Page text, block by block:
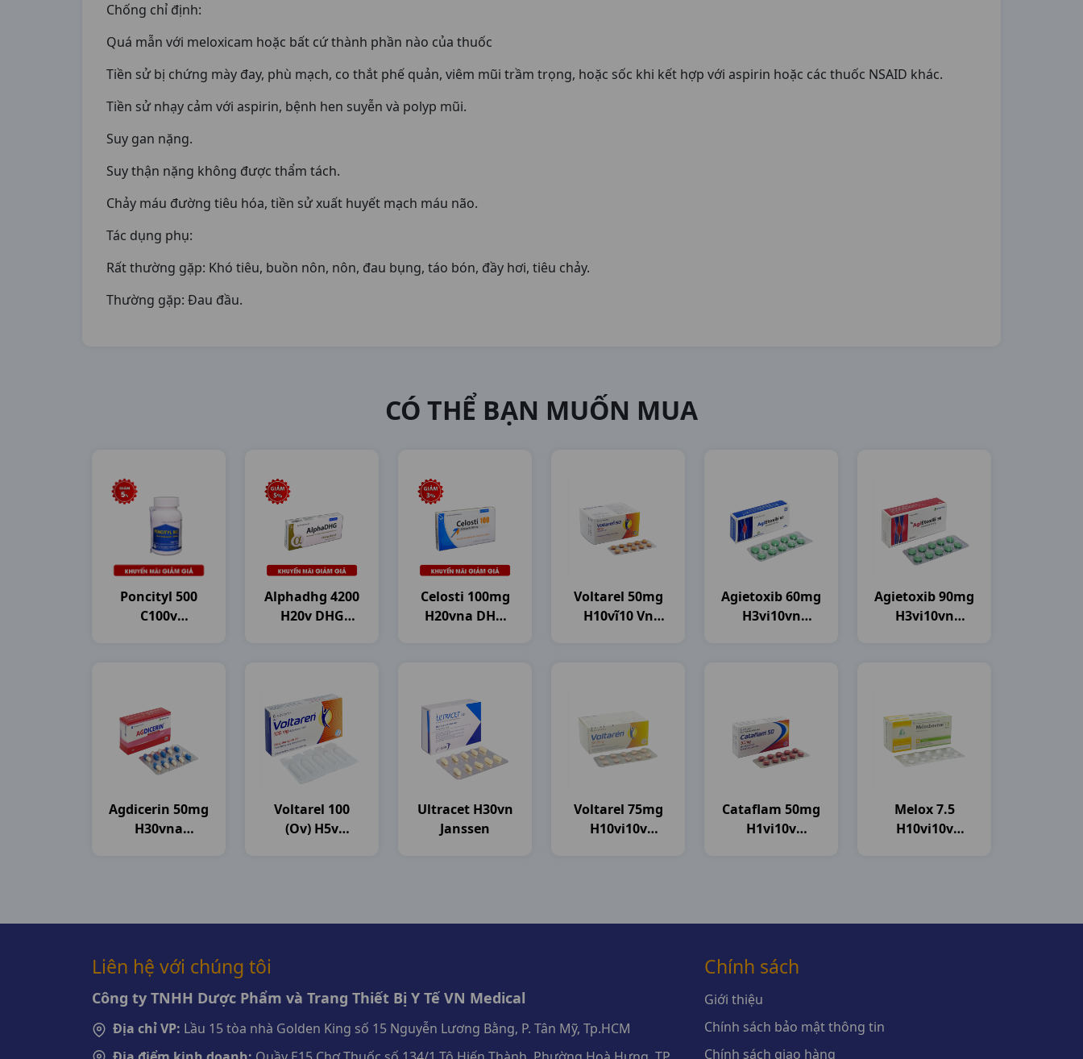
Chống chỉ định:
Quá mẫn với meloxicam hoặc bất cứ thành phần nào của thuốc
Tiền sử bị chứng mày đay, phù mạch, co thắt phế quản, viêm mũi trầm trọng, hoặc sốc khi kết hợp với aspirin hoặc các thuốc NSAID khác.
Tiền sử nhạy cảm với aspirin, bệnh hen suyễn và polyp mũi.
Suy gan nặng.
Suy thận nặng không được thẩm tách.
Chảy máu đường tiêu hóa, tiền sử xuất huyết mạch máu não.
Tác dụng phụ:
Rất thường gặp: Khó tiêu, buồn nôn, nôn, đau bụng, táo bón, đầy hơi, tiêu chảy.
Thường gặp: Đau đầu.
CÓ THỂ BẠN MUỐN MUA
Poncityl 500
C100v
Alphadhg 4200
H20v DHG
Celosti 100mg
H20vna DHG
Voltarel 50mg
H10vĩ10 Vn
Agietoxib 60mg
H3vi10vn
Agietoxib 90mg
H3vi10vn
Agdicerin 50mg
H30vna
Voltarel 100
(ov) H5v
Ultracet H30vn
Janssen
Voltarel 75mg
H10vi10v
Cataflam 50mg
H1vi10v
Melox 7.5
H10vi10v
Liên hệ với chúng tôi
Công ty TNHH Dược Phẩm và Trang Thiết Bị Y Tế VN Medical
Địa chỉ VP: Lầu 15 tòa nhà Golden King số 15 Nguyễn Lương Bằng, P. Tân Mỹ, Tp.HCM
Chính sách
Giới thiệu
Chính sách bảo mật thông tin
Chính sách giao hàng